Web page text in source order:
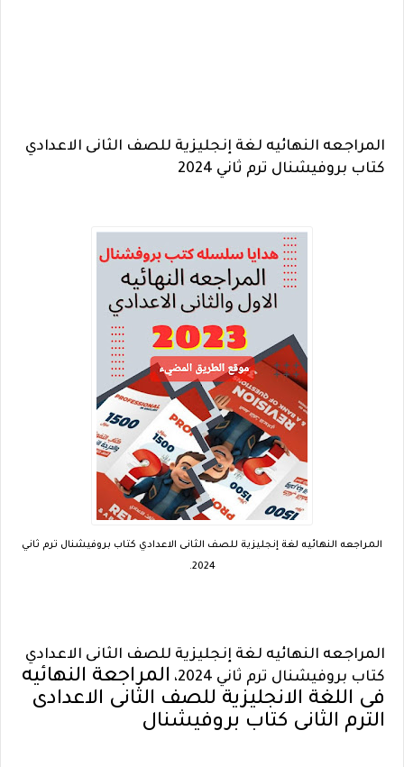
المراجعه النهائيه لغة إنجليزية للصف الثانى الاعدادي
كتاب بروفيشنال ترم ثاني 2024
المراجعه النهائيه لغة إنجليزية للصف الثانى الاعدادي كتاب بروفيشنال ترم ثاني
2024.
المراجعه النهائيه لغة إنجليزية للصف الثانى الاعدادي
كتاب بروفيشنال ترم ثاني 2024،
المراجعة النهائيه
فى اللغة الانجليزية للصف الثانى الاعدادى
الترم الثانى كتاب بروفيشنال